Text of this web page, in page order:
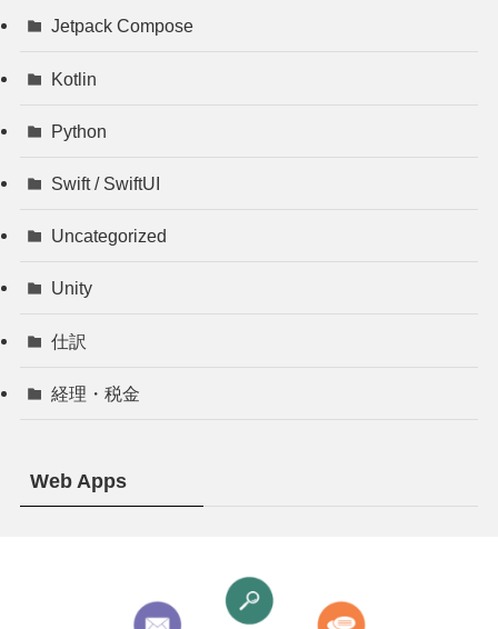
Jetpack Compose
Kotlin
Python
Swift / SwiftUI
Uncategorized
Unity
仕訳
経理・税金
Web Apps